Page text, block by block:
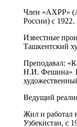
Член «АХРР»
России) с 1922.
Известные
Ташкентский
Преподавал:
Н.И. Фешина»
Ведущий
Жил и работал
Узбекистан, с